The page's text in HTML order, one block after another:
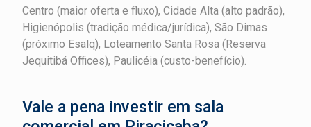
Centro (maior oferta e fluxo), Cidade Alta (alto padrão),
Higienópolis (tradição médica/jurídica), São Dimas
(próximo Esalq), Loteamento Santa Rosa (Reserva
Jequitibá Offices), Paulicéia (custo-benefício).
Vale a pena investir em sala